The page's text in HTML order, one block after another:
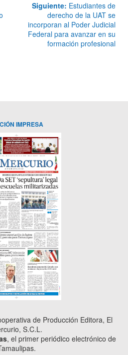
Siguiente: Estudiantes de
derecho de la UAT se
incorporan al Poder Judicial
Federal para avanzar en su
formación profesional
IMPRESA
de Producción Editora, El
S.C.L.
, el primer periódico electrónico de